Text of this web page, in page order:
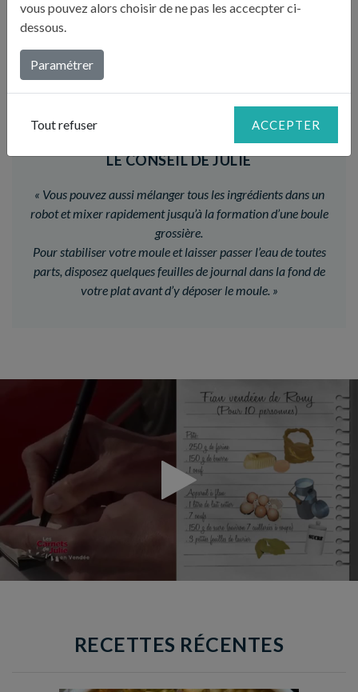
Versez sur la pâte et remettez au four. Laissez cuire 35
minutes. Pour décorer, déposez les feuilles de laurier
sur le dessus du flan après 20 minutes de cuisson, pour
éviter qu’elles ne coulent. Servez frais et mangez à la
main !
LE CONSEIL DE JULIE
« Vous pouvez aussi mélanger tous les ingrédients dans un
robot et mixer rapidement jusqu’à la formation d’une boule
grossière.
Pour stabiliser votre moule et laisser passer l’eau de toutes
parts, disposez quelques feuilles de journal dans la fond de
votre plat avant d’y déposer le moule. »
RECETTES RÉCENTES
vous pouvez alors choisir de ne pas les accecpter ci-
dessous.
Paramétrer
Tout refuser ACCEPTER